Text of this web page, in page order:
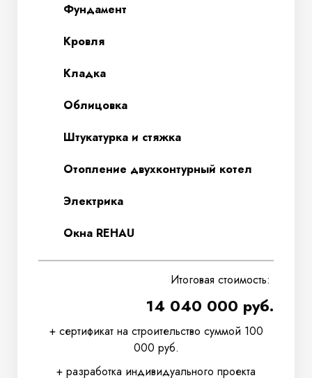
Фундамент
Кровля
Кладка
Облицовка
Штукатурка и стяжка
Отопление двухконтурный котел
Электрика
Окна REHAU
Итоговая стоимость:
14 040 000 руб.
+ сертификат на строительство суммой 100
000 руб.
+ разработка индивидуального проекта